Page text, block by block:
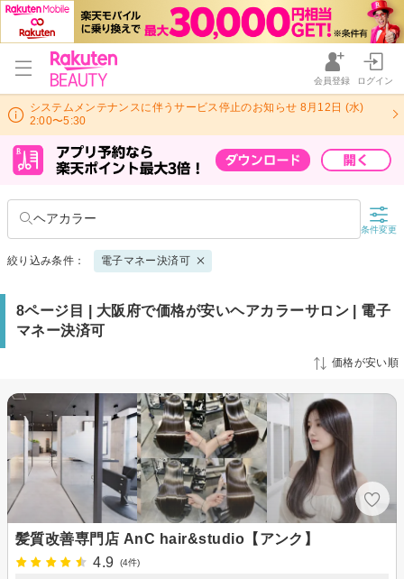
会員登録 ログイン
システムメンテナンスに伴うサービス停止のお知らせ 8月12日 (水)
2:00〜5:30
ヘアカラー
条件変更
絞り込み条件： 電子マネー決済可
8ページ目 | 大阪府で価格が安いヘアカラーサロン | 電子
マネー決済可
価格が安い順
髪質改善専門店 AnC hair&studio【アンク】
4.9
(4件)